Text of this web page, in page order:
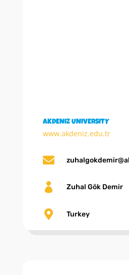
AKDENIZ UNIVERSITY
www.akdeniz.edu.tr

 Zuhal Gök Demir
 Turkey